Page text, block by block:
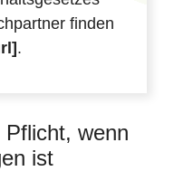
finden
.
wenn
ist